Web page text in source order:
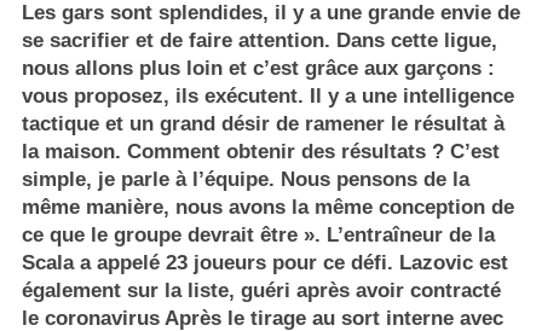
Les gars sont splendides, il y a une grande envie de
se sacrifier et de faire attention. Dans cette ligue,
nous allons plus loin et c’est grâce aux garçons :
vous proposez, ils exécutent. Il y a une intelligence
tactique et un grand désir de ramener le résultat à
la maison. Comment obtenir des résultats ? C’est
simple, je parle à l’équipe. Nous pensons de la
même manière, nous avons la même conception de
ce que le groupe devrait être ». L’entraîneur de la
Scala a appelé 23 joueurs pour ce défi. Lazovic est
également sur la liste, guéri après avoir contracté
le coronavirus Après le tirage au sort interne avec